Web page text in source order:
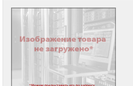
VI
Мониторы
и
LCD
панели